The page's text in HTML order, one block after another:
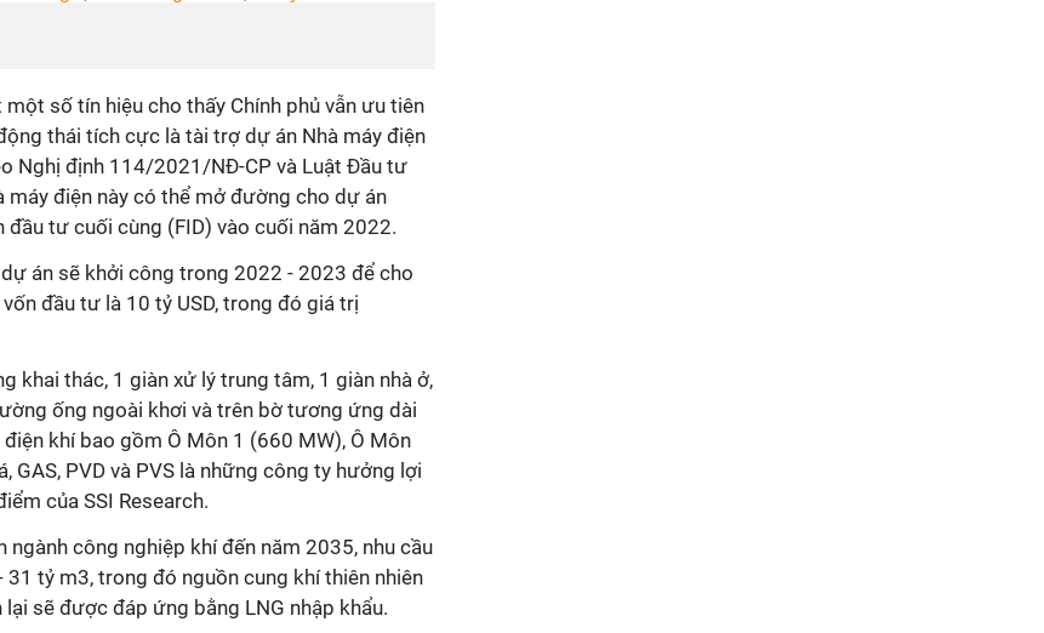
một số tín hiệu cho thấy Chính phủ vẫn ưu tiên
thái tích cực là tài trợ dự án Nhà máy điện
Nghị định 114/2021/NĐ-CP và Luật Đầu tư
điện này có thể mở đường cho dự án
đầu tư cuối cùng (FID) vào cuối năm 2022.
án sẽ khởi công trong 2022 - 2023 để cho
đầu tư là 10 tỷ USD, trong đó giá trị
khai thác, 1 giàn xử lý trung tâm, 1 giàn nhà ở,
ống ngoài khơi và trên bờ tương ứng dài
khí bao gồm Ô Môn 1 (660 MW), Ô Môn
GAS, PVD và PVS là những công ty hưởng lợi
của SSI Research.
ngành công nghiệp khí đến năm 2035, nhu cầu
tỷ m3, trong đó nguồn cung khí thiên nhiên
sẽ được đáp ứng bằng LNG nhập khẩu.